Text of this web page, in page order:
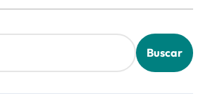
Buscar